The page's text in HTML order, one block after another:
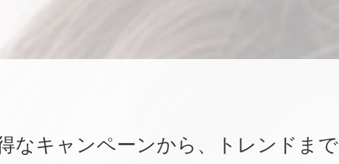
なキャンペーンから、トレンドまで